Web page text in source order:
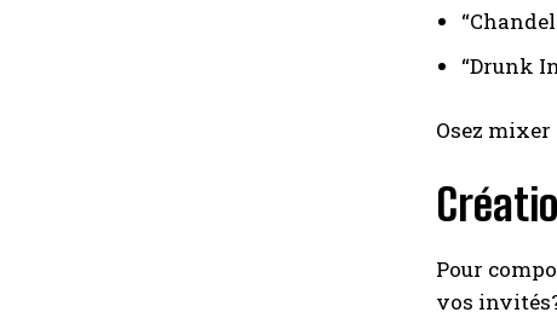
“Drunk
Osez
Pour
vos